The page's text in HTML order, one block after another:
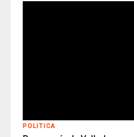
POLITICA